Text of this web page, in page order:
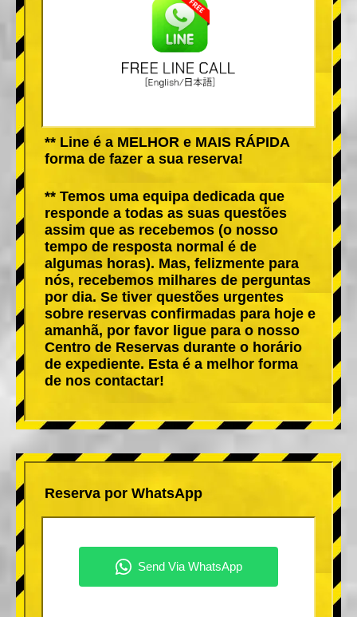
** Line é a MELHOR e MAIS RÁPIDA
forma de fazer a sua reserva!
** Temos uma equipa dedicada que
responde a todas as suas questões
assim que as recebemos (o nosso
tempo de resposta normal é de
algumas horas). Mas, felizmente para
nós, recebemos milhares de perguntas
por dia. Se tiver questões urgentes
sobre reservas confirmadas para hoje e
amanhã, por favor ligue para o nosso
Centro de Reservas durante o horário
de expediente. Esta é a melhor forma
de nos contactar!
Reserva por WhatsApp